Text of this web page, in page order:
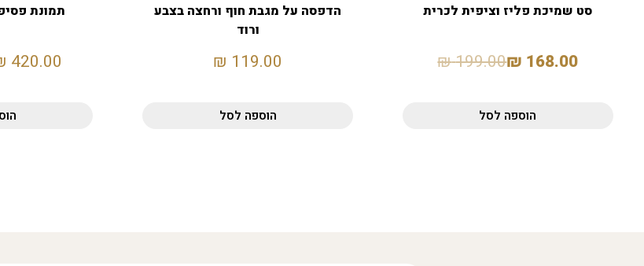
סט שמיכת פליז וציפית לכרית
168.00
₪
199.00
₪
הוספה לסל
הדפסה על מגבת חוף ורחצה בצבע
ורוד
119.00
₪
הוספה לסל
תמונת
420.00